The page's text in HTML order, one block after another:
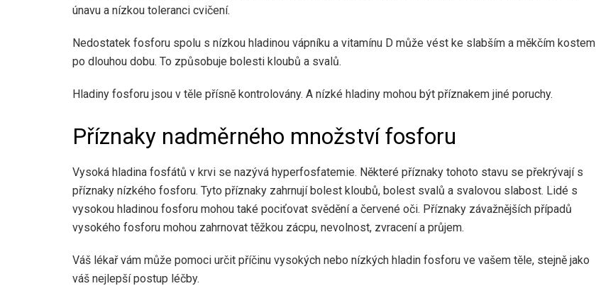
únavu a nízkou toleranci cvičení.
Nedostatek fosforu spolu s nízkou hladinou vápníku a vitamínu D může vést ke slabším a měkčím kostem
po dlouhou dobu. To způsobuje bolesti kloubů a svalů.
Hladiny fosforu jsou v těle přísně kontrolovány. A nízké hladiny mohou být příznakem jiné poruchy.
Příznaky nadměrného množství fosforu
Vysoká hladina fosfátů v krvi se nazývá hyperfosfatemie. Některé příznaky tohoto stavu se překrývají s
příznaky nízkého fosforu. Tyto příznaky zahrnují bolest kloubů, bolest svalů a svalovou slabost. Lidé s
vysokou hladinou fosforu mohou také pociťovat svědění a červené oči. Příznaky závažnějších případů
vysokého fosforu mohou zahrnovat těžkou zácpu, nevolnost, zvracení a průjem.
Váš lékař vám může pomoci určit příčinu vysokých nebo nízkých hladin fosforu ve vašem těle, stejně jako
váš nejlepší postup léčby.